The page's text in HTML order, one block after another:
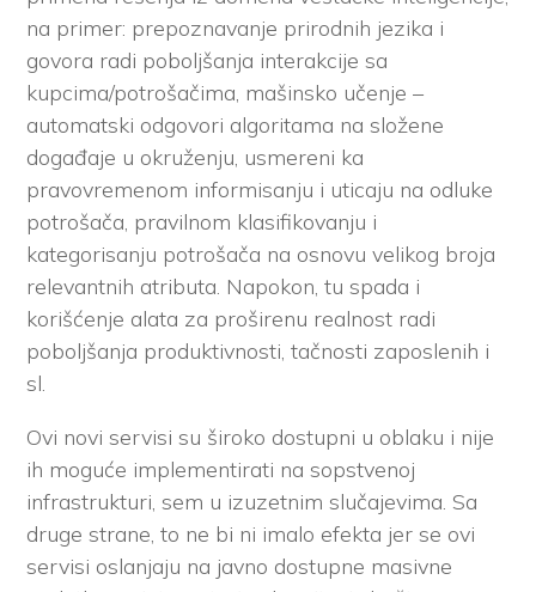
na primer: prepoznavanje prirodnih jezika i
govora radi poboljšanja interakcije sa
kupcima/potrošačima, mašinsko učenje –
automatski odgovori algoritama na složene
događaje u okruženju, usmereni ka
pravovremenom informisanju i uticaju na odluke
potrošača, pravilnom klasifikovanju i
kategorisanju potrošača na osnovu velikog broja
relevantnih atributa. Napokon, tu spada i
korišćenje alata za proširenu realnost radi
poboljšanja produktivnosti, tačnosti zaposlenih i
sl.
Ovi novi servisi su široko dostupni u oblaku i nije
ih moguće implementirati na sopstvenoj
infrastrukturi, sem u izuzetnim slučajevima. Sa
druge strane, to ne bi ni imalo efekta jer se ovi
servisi oslanjaju na javno dostupne masivne